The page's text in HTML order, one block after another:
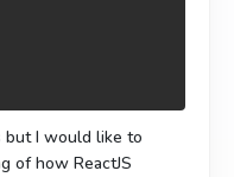
but I would like to
of how ReactJS